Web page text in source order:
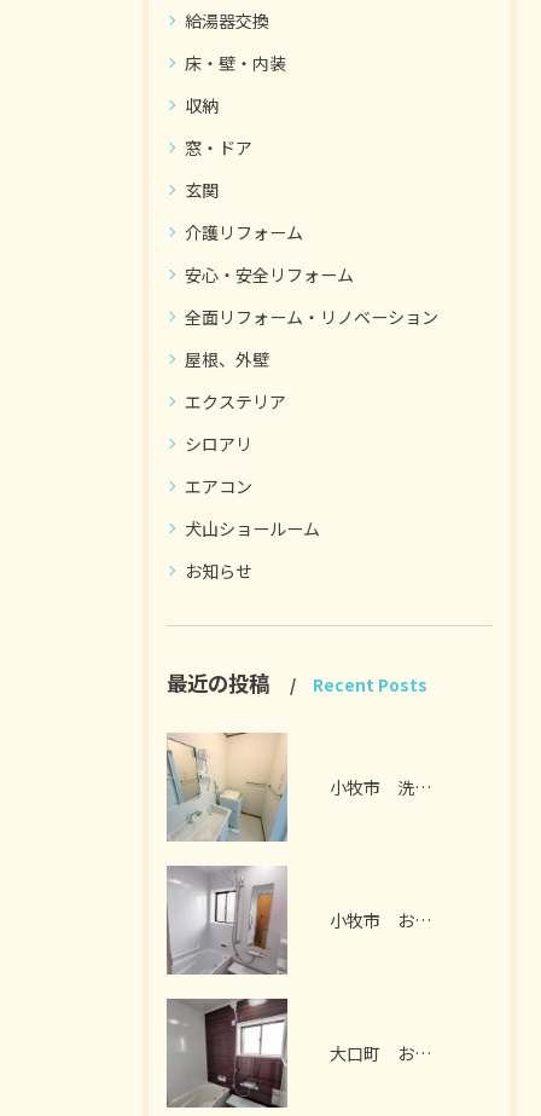
給湯器交換
床・壁・内装
収納
窓・ドア
玄関
介護リフォーム
安心・安全リフォーム
全面リフォーム・リノベーション
屋根、外壁
エクステリア
シロアリ
エアコン
犬山ショールーム
お知らせ
最近の投稿 Recent Posts
小牧市 洗面脱衣室リフォーム I様邸 2026年7月
小牧市 お風呂リフォーム I様邸 2026年7月
大口町 お風呂リフォーム M様邸 2026年7月